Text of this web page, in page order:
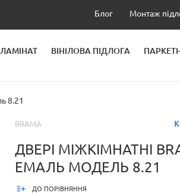
Блог Монтаж
ЛАМІНАТ ВІНІЛОВА ПІДЛОГА
8.21
BRAMA
ДВЕРІ МІЖКІМНАТНІ
ЕМАЛЬ МОДЕЛЬ 8.21
ДО ПОРІВНЯННЯ